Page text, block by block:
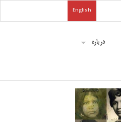
English
درباره